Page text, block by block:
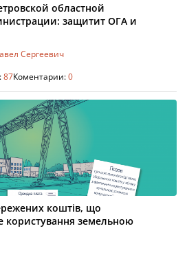
областной
защитит ОГА и
Сергеевич
87Коментарии:0
коштів, що
користування земельною